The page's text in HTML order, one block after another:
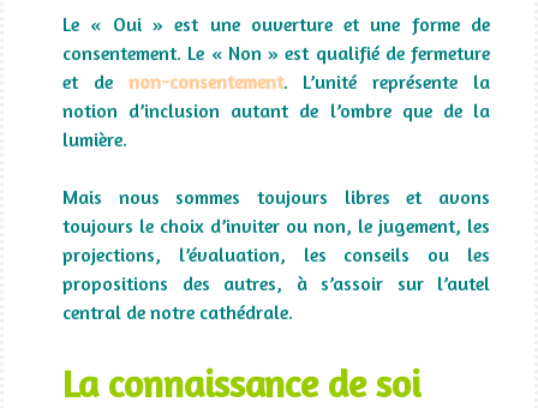
Le « Oui » est une ouverture et une forme de
consentement. Le « Non » est qualifié de fermeture
et de non-consentement. L’unité représente la
notion d’inclusion autant de l’ombre que de la
lumière.
Mais nous sommes toujours libres et avons
toujours le choix d’inviter ou non, le jugement, les
projections, l’évaluation, les conseils ou les
propositions des autres, à s’assoir sur l’autel
central de notre cathédrale.
La connaissance de soi